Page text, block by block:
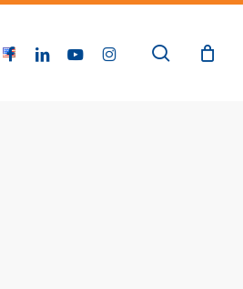
FACEBOOKLINKEDINYOUTUBEINSTAGRAM buscar